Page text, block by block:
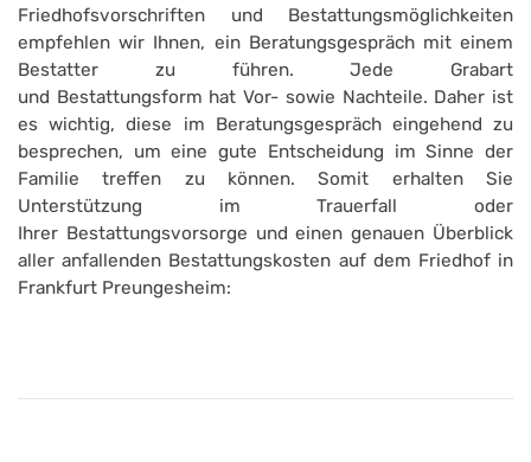
Friedhofsvorschriften und Bestattungsmöglichkeiten
empfehlen wir Ihnen, ein Beratungsgespräch mit einem
Bestatter zu führen. Jede Grabart
und Bestattungsform hat Vor- sowie Nachteile. Daher ist
es wichtig, diese im Beratungsgespräch eingehend zu
besprechen, um eine gute Entscheidung im Sinne der
Familie treffen zu können. Somit erhalten Sie
Unterstützung im Trauerfall oder
Ihrer Bestattungsvorsorge und einen genauen Überblick
aller anfallenden Bestattungskosten auf dem Friedhof in
Frankfurt Preungesheim: